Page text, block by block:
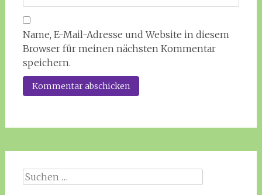
Name, E-Mail-Adresse und Website in diesem
Browser für meinen nächsten Kommentar
speichern.
Suchen